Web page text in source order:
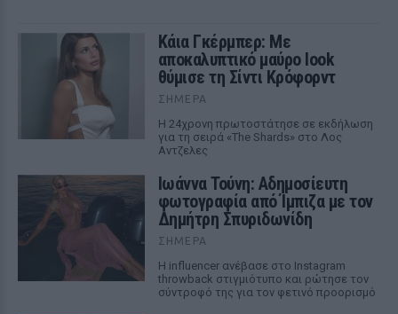
Κάια Γκέρμπερ: Με
αποκαλυπτικό μαύρο look
θύμισε τη Σίντι Κρόφορντ
ΣΉΜΕΡΑ
Η 24χρονη πρωτοστάτησε σε εκδήλωση
για τη σειρά «The Shards» στο Λος
Αντζελες
Ιωάννα Τούνη: Αδημοσίευτη
φωτογραφία από Ίμπιζα με τον
Δημήτρη Σπυριδωνίδη
ΣΉΜΕΡΑ
Η influencer ανέβασε στο Instagram
throwback στιγμιότυπο και ρώτησε τον
σύντροφό της για τον φετινό προορισμό